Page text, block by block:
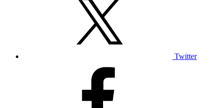
Twitter